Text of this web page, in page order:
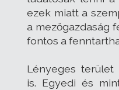
ezek miatt a
a mezőgazdaság
fontos a
Lényeges terület
is. Egyedi és